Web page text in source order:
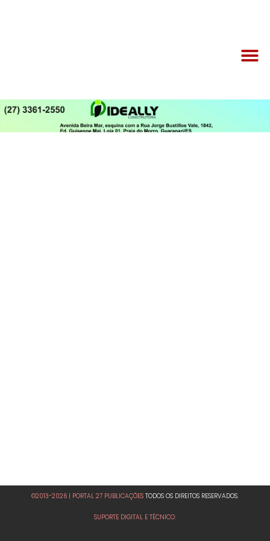
©2013-2026 | PORTAL 27 PUBLICAÇÕES TODOS OS DIREITOS RESERVADOS.
SUPORTE DIGITAL E TÉCNICO: